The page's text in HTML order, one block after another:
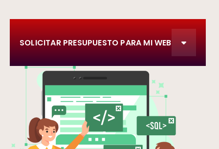
SOLICITAR PRESUPUESTO PARA MI WEB